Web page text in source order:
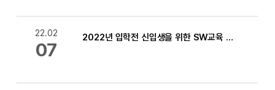
22.02
07
2022년 입학전 신입생을 위한 SW교육 프로그램 신청 안내 [소중마일리지:20점]